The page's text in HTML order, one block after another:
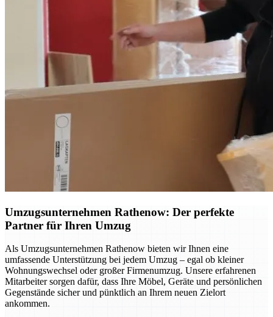
Umzugsunternehmen Rathenow: Der perfekte
Partner für Ihren Umzug
Als Umzugsunternehmen Rathenow bieten wir Ihnen eine
umfassende Unterstützung bei jedem Umzug – egal ob kleiner
Wohnungswechsel oder großer Firmenumzug. Unsere erfahrenen
Mitarbeiter sorgen dafür, dass Ihre Möbel, Geräte und persönlichen
Gegenstände sicher und pünktlich an Ihrem neuen Zielort
ankommen.